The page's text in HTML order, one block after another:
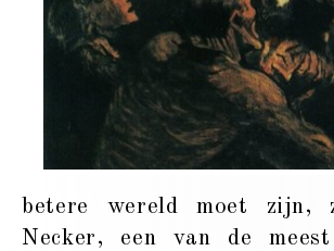
betere wereld moet zijn,
Necker, een van de meest